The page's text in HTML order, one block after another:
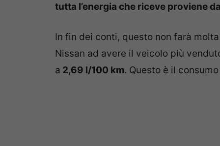
tutta l’energia che riceve proviene
In fin dei conti, questo non farà
Nissan ad avere il veicolo più
a 2,69 l/100 km. Questo è il